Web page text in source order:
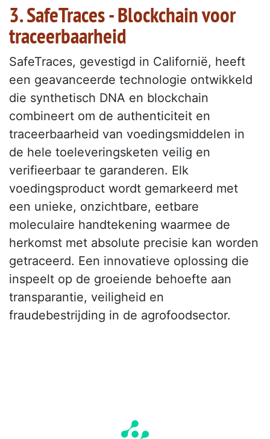
3. SafeTraces - Blockchain voor
traceerbaarheid
SafeTraces, gevestigd in Californië, heeft
een geavanceerde technologie ontwikkeld
die synthetisch DNA en blockchain
combineert om de authenticiteit en
traceerbaarheid van voedingsmiddelen in
de hele toeleveringsketen veilig en
verifieerbaar te garanderen. Elk
voedingsproduct wordt gemarkeerd met
een unieke, onzichtbare, eetbare
moleculaire handtekening waarmee de
herkomst met absolute precisie kan worden
getraceerd. Een innovatieve oplossing die
inspeelt op de groeiende behoefte aan
transparantie, veiligheid en
fraudebestrijding in de agrofoodsector.